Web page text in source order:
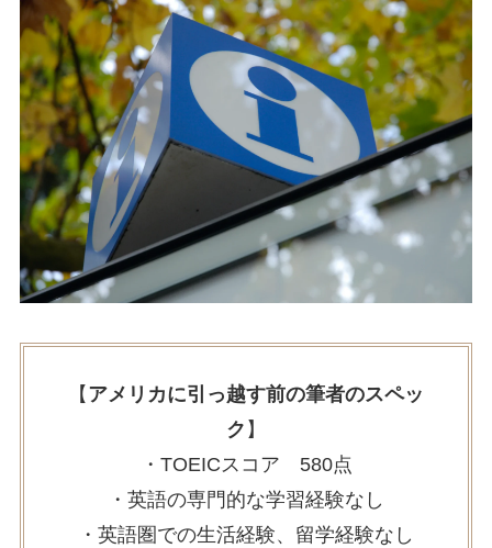
【 アメリカに引っ越す前の筆者のスペッ
ク 】
・TOEICスコア 580点
・英語の専門的な学習経験なし
・英語圏での生活経験、留学経験なし